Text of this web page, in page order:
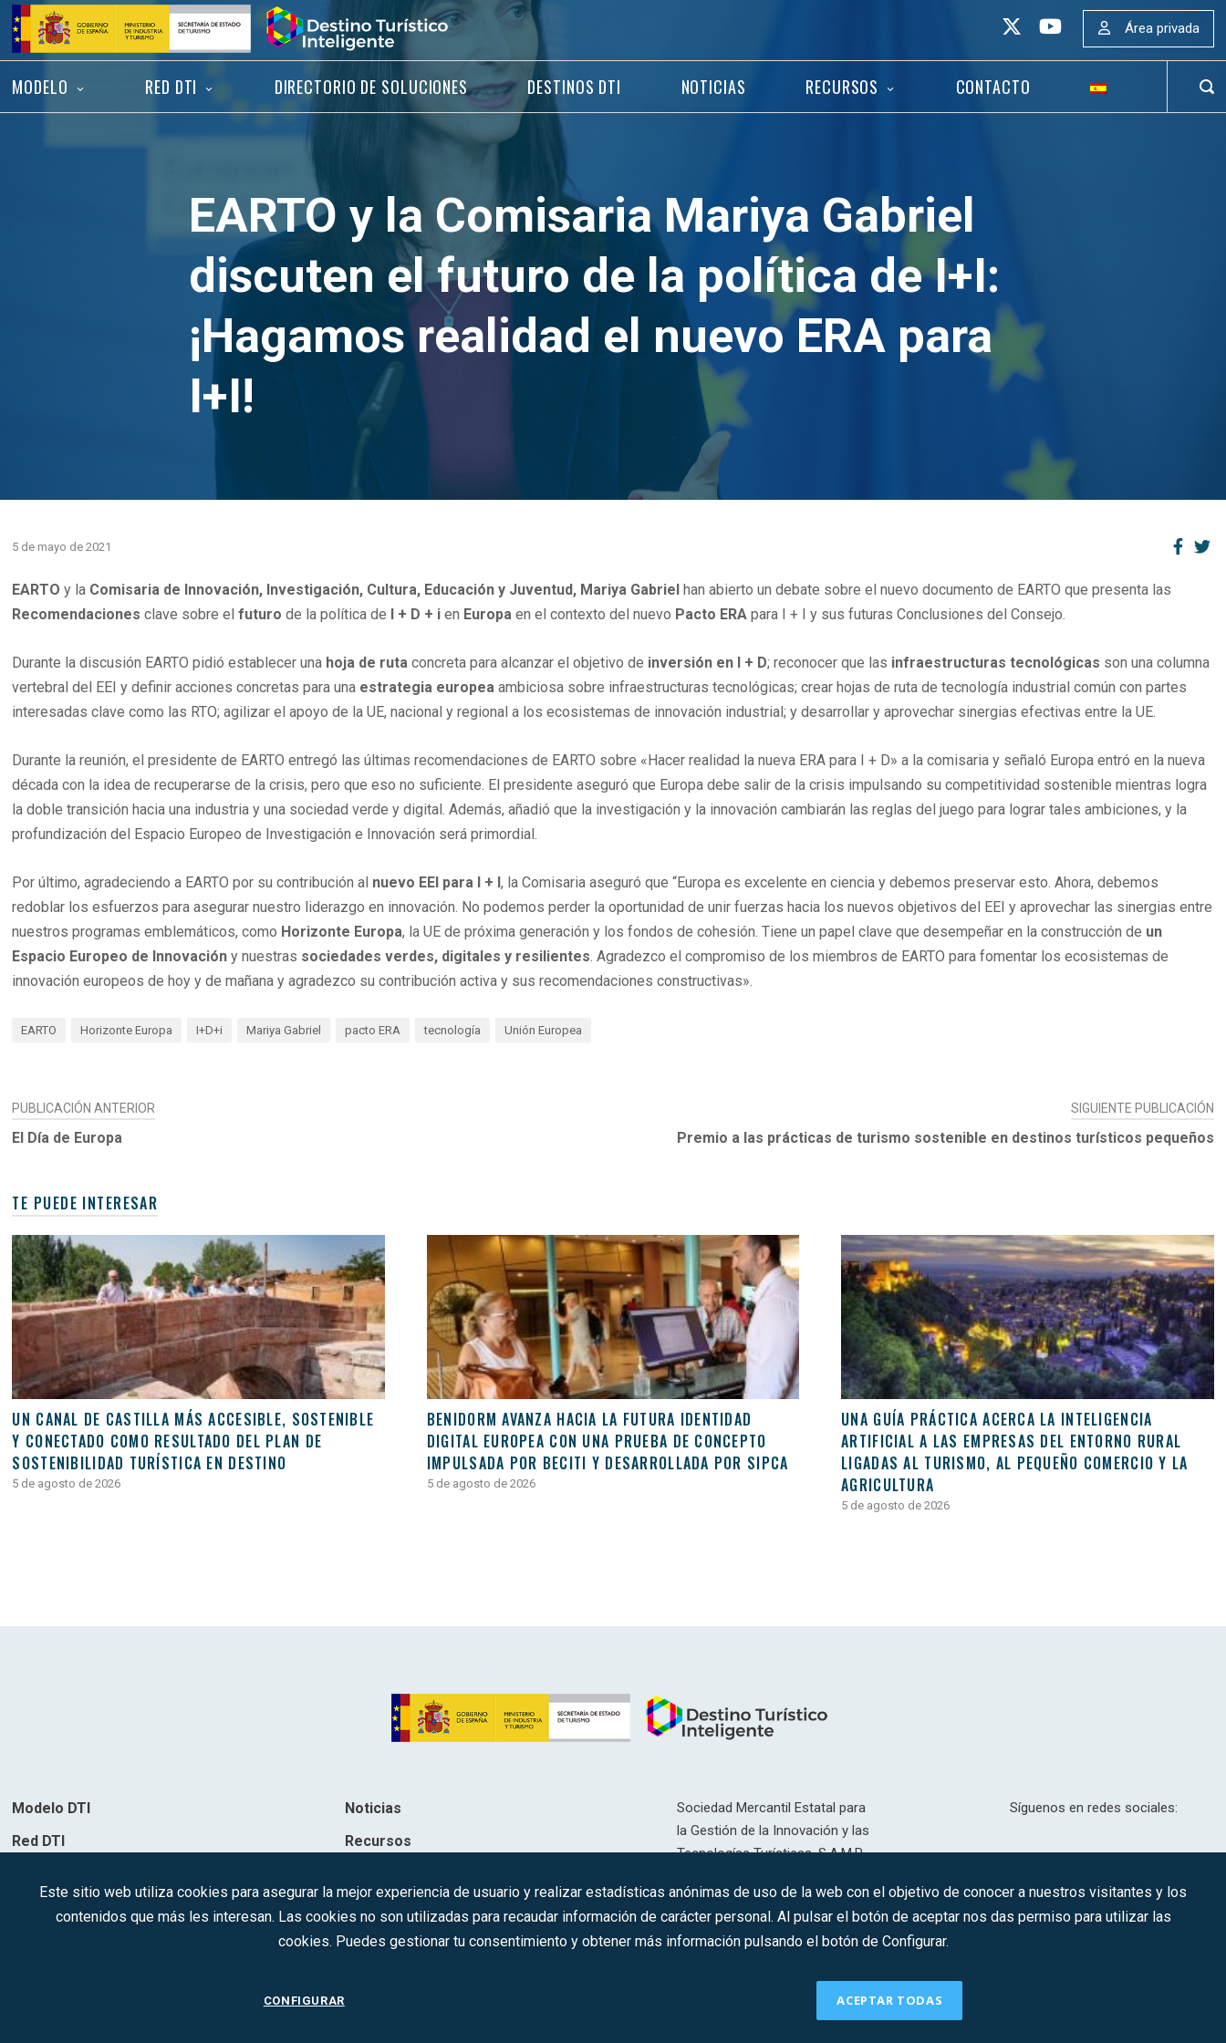
Saltar
contenido
Inicio
Área privada
MODELO RED DTI DIRECTORIO DE SOLUCIONES DESTINOS DTI NOTICIAS RECURSOS CONTACTO
EARTO y la Comisaria Mariya Gabriel
discuten el futuro de la política de I+I:
¡Hagamos realidad el nuevo ERA para
I+I!
5 de mayo de 2021
EARTO y la Comisaria de Innovación, Investigación, Cultura, Educación y Juventud, Mariya Gabriel han abierto un debate sobre el nuevo documento de EARTO que presenta las
Recomendaciones clave sobre elfuturo de la política de I + D + i en Europa en el contexto del nuevo Pacto ERA para I + I y sus futuras Conclusiones del Consejo.
Durante la discusión EARTO pidió establecer una hoja de ruta concreta para alcanzar el objetivo de inversión en I + D; reconocer que las infraestructuras tecnológicas son una columna
vertebral del EEI y definir acciones concretas para una estrategia europea ambiciosa sobre infraestructuras tecnológicas; crear hojas de ruta de tecnología industrial común con partes
interesadas clave como las RTO; agilizar el apoyo de la UE, nacional y regional a los ecosistemas de innovación industrial; y desarrollar y aprovechar sinergias efectivas entre la UE.
Durante la reunión, el presidente de EARTO entregó las últimas recomendaciones de EARTO sobre «Hacer realidad la nueva ERA para I + D» a la comisaria y señaló Europa entró en la nueva
década con la idea de recuperarse de la crisis, pero que eso no suficiente. El presidente aseguró que Europa debe salir de la crisis impulsando su competitividad sostenible mientras logra
la doble transición hacia una industria y una sociedad verde y digital. Además, añadió que la investigación y la innovación cambiarán las reglas del juego para lograr tales ambiciones, y la
profundización del Espacio Europeo de Investigación e Innovación será primordial.
Por último, agradeciendo a EARTO por su contribución al nuevo EEI para I + I, la Comisaria aseguró que “Europa es excelente en ciencia y debemos preservar esto. Ahora, debemos
redoblar los esfuerzos para asegurar nuestro liderazgo en innovación. No podemos perder la oportunidad de unir fuerzas hacia los nuevos objetivos del EEI y aprovechar las sinergias entre
nuestros programas emblemáticos, como Horizonte Europa, la UE de próxima generación y los fondos de cohesión. Tiene un papel clave que desempeñar en la construcción de un
Espacio Europeo de Innovación y nuestras sociedades verdes, digitales y resilientes. Agradezco el compromiso de los miembros de EARTO para fomentar los ecosistemas de
innovación europeos de hoy y de mañana y agradezco su contribución activa y sus recomendaciones constructivas».
EARTO Horizonte Europa I+D+i Mariya Gabriel pacto ERA tecnología Unión Europea
NAVEGACIÓN
DE
PUBLICACIÓN ANTERIOR
El Día de Europa
SIGUIENTE PUBLICACIÓN
Premio a las prácticas de turismo sostenible en destinos turísticos pequeños
TE PUEDE INTERESAR
UN CANAL DE CASTILLA MÁS ACCESIBLE, SOSTENIBLE
Y CONECTADO COMO RESULTADO DEL PLAN DE
SOSTENIBILIDAD TURÍSTICA EN DESTINO
5 de agosto de 2026
BENIDORM AVANZA HACIA LA FUTURA IDENTIDAD
DIGITAL EUROPEA CON UNA PRUEBA DE CONCEPTO
IMPULSADA POR BECITI Y DESARROLLADA POR SIPCA
5 de agosto de 2026
UNA GUÍA PRÁCTICA ACERCA LA INTELIGENCIA
ARTIFICIAL A LAS EMPRESAS DEL ENTORNO RURAL
LIGADAS AL TURISMO, AL PEQUEÑO COMERCIO Y LA
AGRICULTURA
5 de agosto de 2026
Modelo DTI
Red DTI
Noticias
Recursos
Sociedad Mercantil Estatal para
la Gestión de la Innovación y las
Tecnologías Turísticas, S.A.M.P.
Inscrita en el R.M. de Madrid, T,
12593, Se. 8, F. 129, H. 201.307.
C.I.F.: A-81/874.984
Síguenos en redes sociales:
CONTACTO
Política de Cookies
Este sitio web utiliza cookies para asegurar la mejor experiencia de usuario y realizar estadísticas anónimas de uso de la web con el objetivo de conocer a nuestros visitantes y los
contenidos que más les interesan. Las cookies no son utilizadas para recaudar información de carácter personal. Al pulsar el botón de aceptar nos das permiso para utilizar las
cookies. Puedes gestionar tu consentimiento y obtener más información pulsando el botón de Configurar.
CONFIGURAR ACEPTAR TODAS